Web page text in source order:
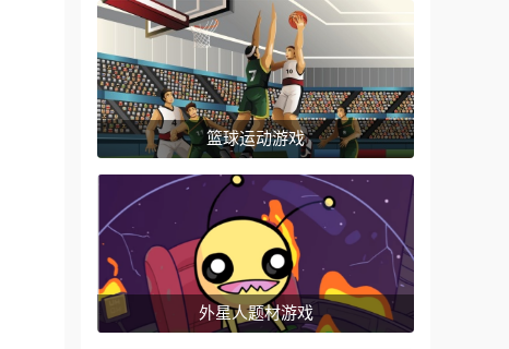
篮球运动游戏
外星人题材游戏